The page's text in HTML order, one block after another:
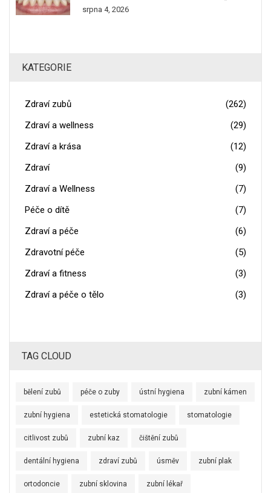
metody a varování
srpna 4, 2026
KATEGORIE
Zdraví zubů
(262)
Zdraví a wellness
(29)
Zdraví a krása
(12)
Zdraví
(9)
Zdraví a Wellness
(7)
Péče o dítě
(7)
Zdraví a péče
(6)
Zdravotní péče
(5)
Zdraví a fitness
(3)
Zdraví a péče o tělo
(3)
TAG CLOUD
bělení zubů péče o zuby ústní hygiena zubní kámen
zubní hygiena estetická stomatologie stomatologie
citlivost zubů zubní kaz čištění zubů
dentální hygiena zdraví zubů úsměv zubní plak
ortodoncie zubní sklovina zubní lékař